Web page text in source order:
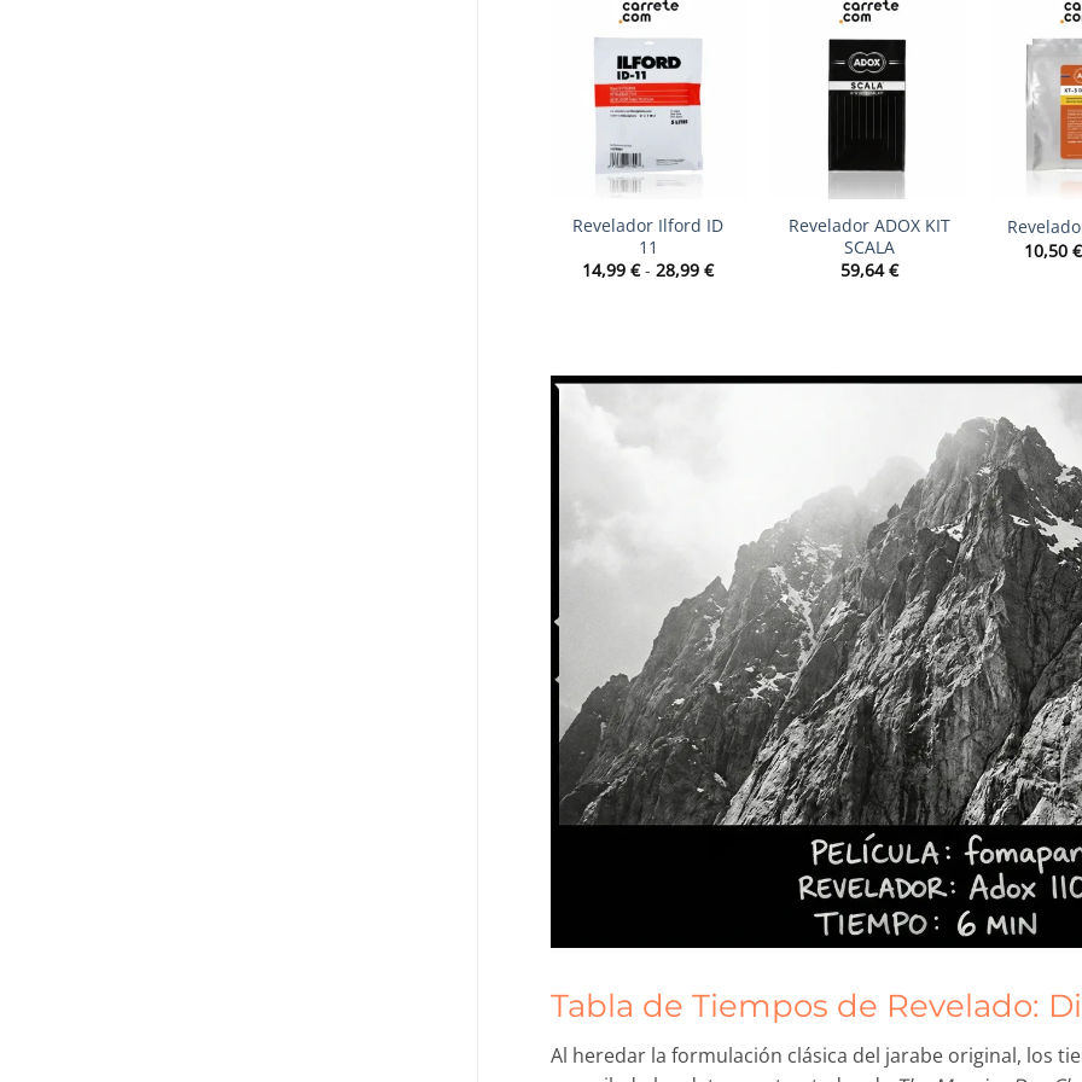
Revelador Ilford ID
11
14,99€ - 28,99€Rango
28,99 €
Revelador ADOX KIT
SCALA
59,64€
10,50€
Tabla de Tiempos de Revelado:
Al heredar la formulación clásica del jarabe original, los